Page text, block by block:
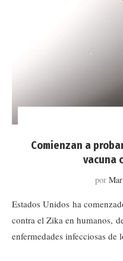
Comienzan a
vacuna
por
Estados Unidos ha
contra el Zika en humanos,
enfermedades infecciosas